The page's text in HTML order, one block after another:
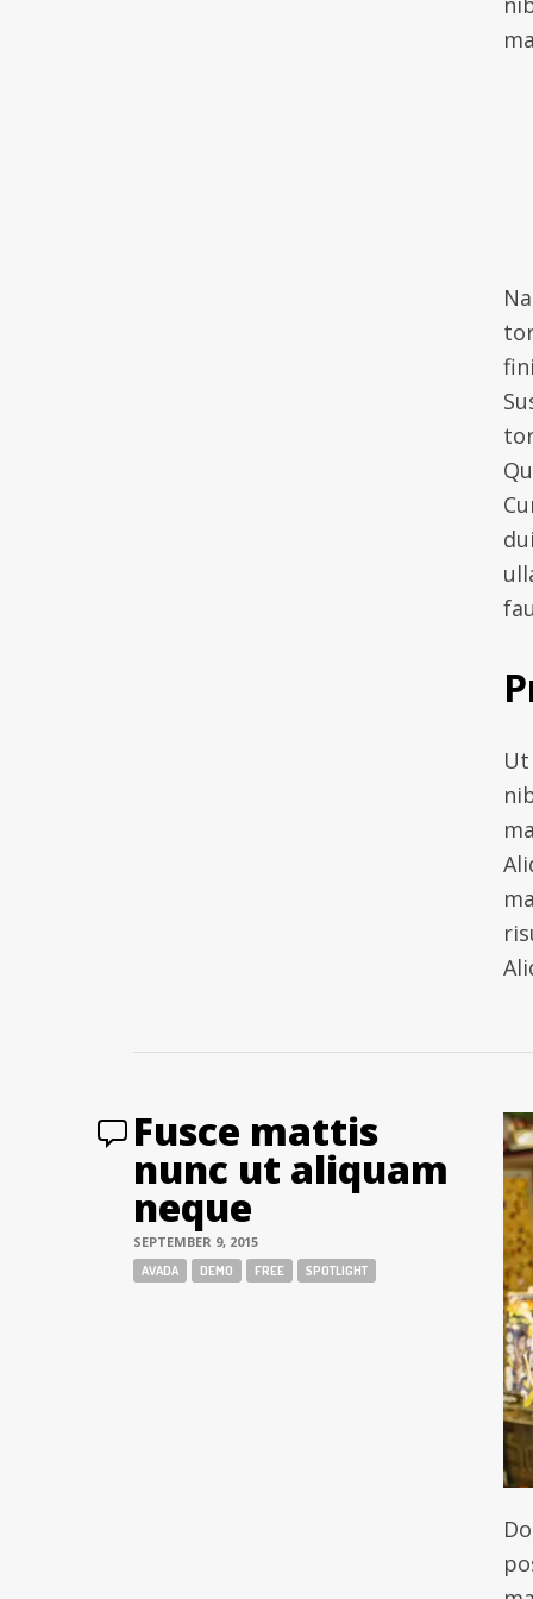
Fusce mattis
nunc ut aliquam
neque
SEPTEMBER 9, 2015
Tags:
AVADA DEMO FREE SPOTLIGHT